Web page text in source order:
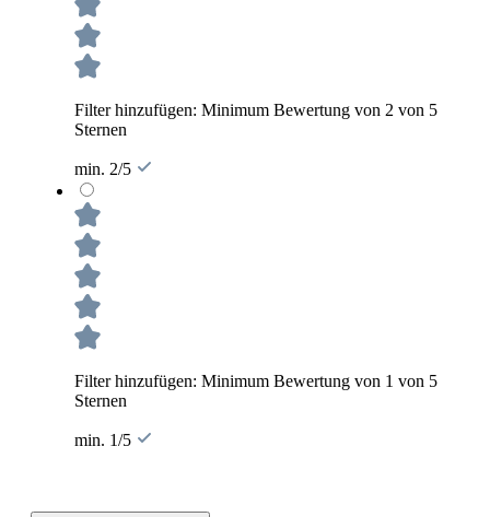
Filter hinzufügen: Minimum Bewertung von 2 von 5
Sternen
min. 2/5
Filter hinzufügen: Minimum Bewertung von 1 von 5
Sternen
min. 1/5